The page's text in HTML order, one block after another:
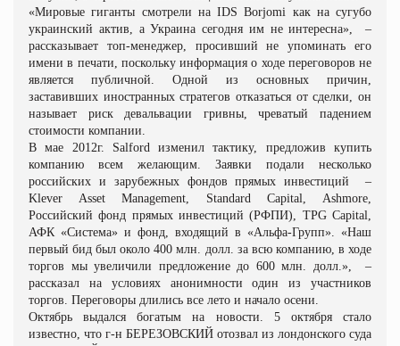
«Мировые гиганты смотрели на IDS Borjomi как на сугубо
украинский актив, а Украина сегодня им не интересна»,
–
рассказывает топ‑менеджер, просивший не упоминать его
имени в печати, поскольку информация о ходе переговоров не
является публичной. Одной из основных причин,
заставивших иностранных стратегов отказаться от сделки, он
называет риск девальвации гривны, чреватый падением
стоимости компании.
В мае 2012г. Salford изменил тактику, предложив купить
компанию всем желающим. Заявки подали несколько
российских и зарубежных фондов прямых инвестиций
–
Klever Asset Management, Standard Capital, Ashmore,
Российский фонд прямых инвестиций (РФПИ), TPG Capital,
АФК «Система» и фонд, входящий в «Альфа-Групп». «Наш
первый бид был около 400 млн. долл. за всю компанию, в ходе
торгов мы увеличили предложение до 600 млн. долл.»,
–
рассказал на условиях анонимности один из участников
торгов. Переговоры длились все лето и начало осени.
Октябрь выдался богатым на новости. 5 октября стало
известно, что г-н БЕРЕЗОВСКИЙ отозвал из лондонского суда